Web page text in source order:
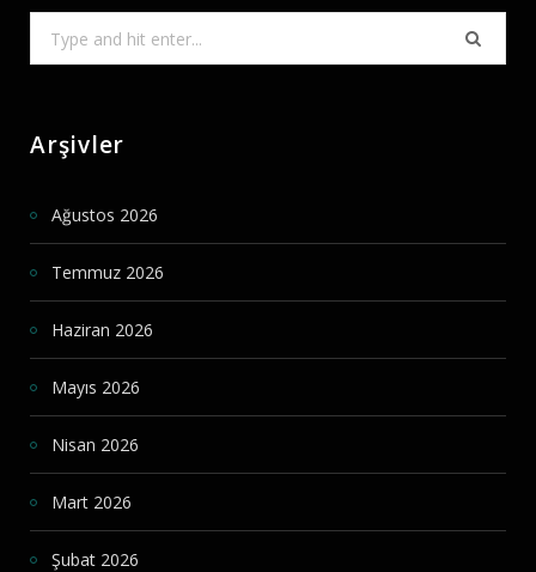
Arşivler
Ağustos 2026
Temmuz 2026
Haziran 2026
Mayıs 2026
Nisan 2026
Mart 2026
Şubat 2026